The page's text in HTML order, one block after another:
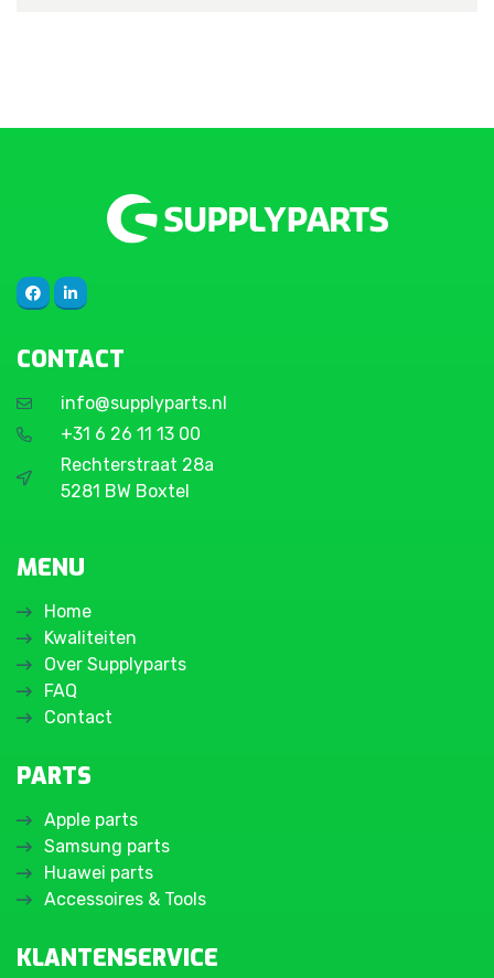
CONTACT
info@supplyparts.nl
+31 6 26 11 13 00
Rechterstraat 28a
5281 BW Boxtel
MENU
Home
Kwaliteiten
Over Supplyparts
FAQ
Contact
PARTS
Apple parts
Samsung parts
Huawei parts
Accessoires & Tools
KLANTENSERVICE